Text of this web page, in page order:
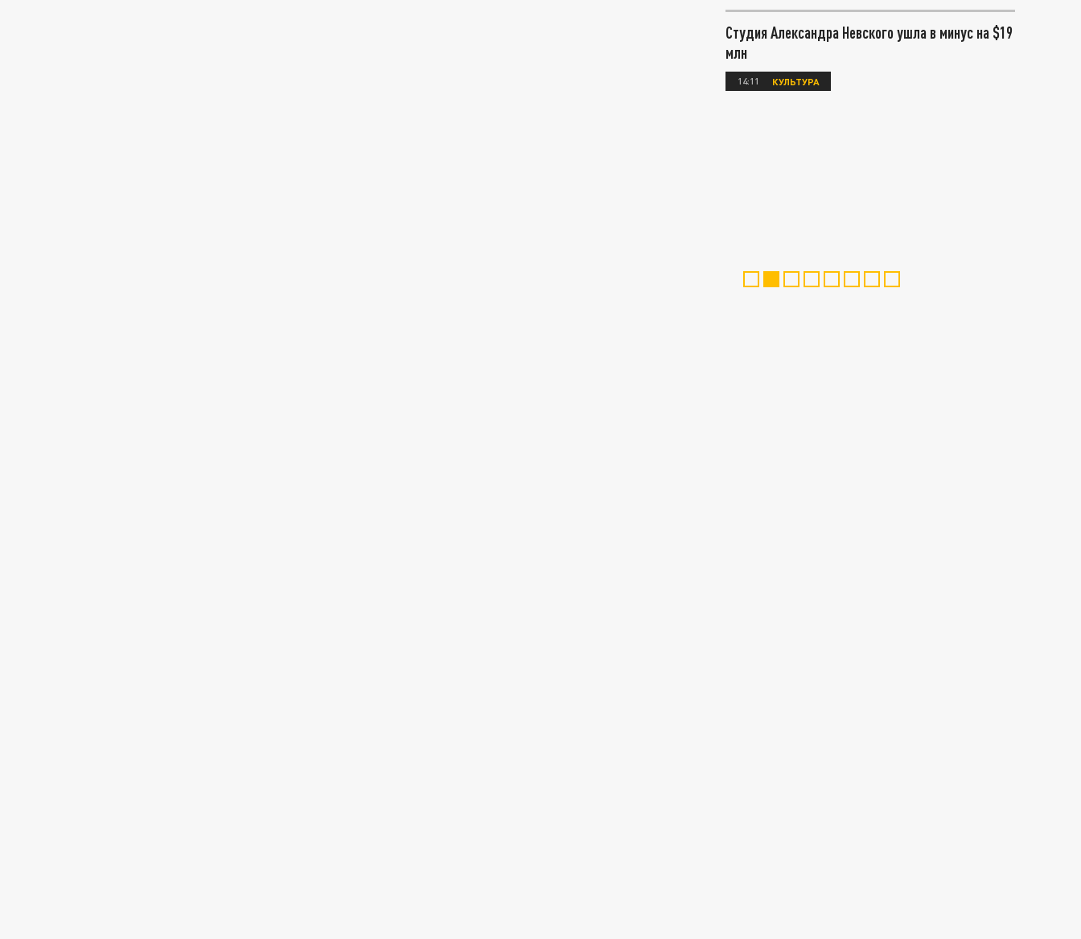
Студия Александра Невского ушла в минус на $19
млн
14:11 КУЛЬТУРА